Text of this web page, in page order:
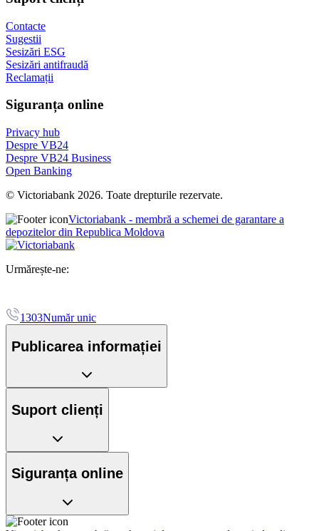
Contacte
Sugestii
Sesizări ESG
Sesizări antifraudă
Reclamații
Siguranța online
Privacy hub
Despre VB24
Despre VB24 Business
Open Banking
© Victoriabank 2026. Toate drepturile rezervate.
Victoriabank - membră a schemei de garantare a
depozitelor din Republica Moldova
Urmărește-ne:
1303Număr unic
Publicarea informației
Suport clienți
Siguranța online